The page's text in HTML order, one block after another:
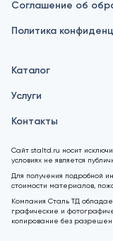
Соглашение об
Политика
Каталог
Услуги
Контакты
Сайт staltd.ru носит
условиях не является
Для получения подробной
стоимости материалов,
Компания Сталь ТД
графические и
копирование без